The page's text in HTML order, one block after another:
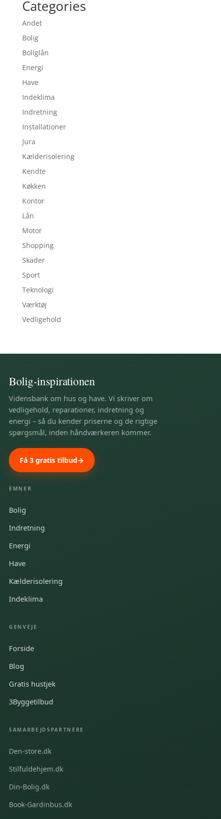
Categories
Andet
Bolig
Boliglån
Energi
Have
Indeklima
Indretning
Installationer
Jura
Kælderisolering
Kendte
Køkken
Kontor
Lån
Motor
Shopping
Skader
Sport
Teknologi
Værktøj
Vedligehold
Bolig-inspirationen
Vidensbank om hus og have. Vi skriver om
vedligehold, reparationer, indretning og
energi – så du kender priserne og de rigtige
spørgsmål, inden håndværkeren kommer.
Få 3 gratis tilbud
EMNER
Bolig
Indretning
Energi
Have
Kælderisolering
Indeklima
GENVEJE
Forside
Blog
Gratis hustjek
3Byggetilbud
SAMARBEJDSPARTNERE
Den-store.dk
Stilfuldehjem.dk
Din-Bolig.dk
Book-Gardinbus.dk